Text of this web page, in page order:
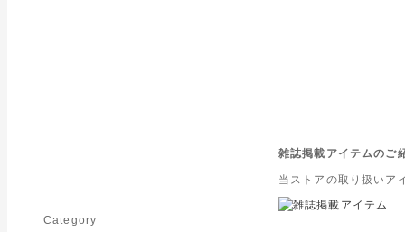
雑誌掲載アイテムのご
当ストアの取り扱いア
Category